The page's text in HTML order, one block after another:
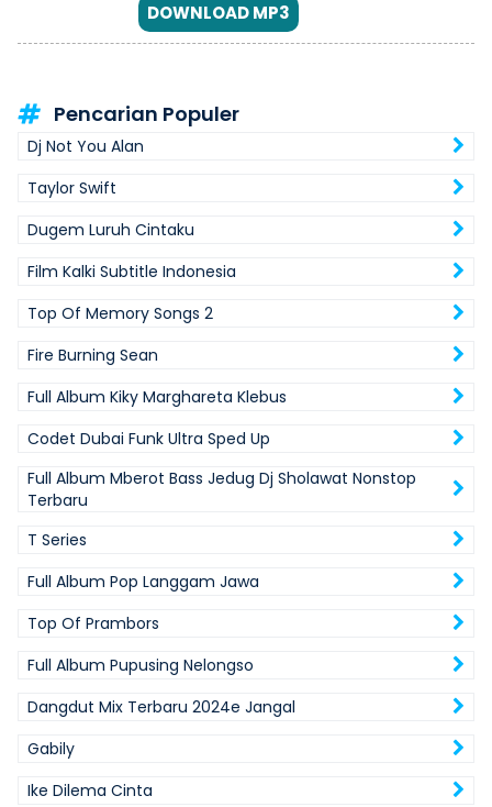
DOWNLOAD MP3
Pencarian Populer
Dj Not You Alan
Taylor Swift
Dugem Luruh Cintaku
Film Kalki Subtitle Indonesia
Top Of Memory Songs 2
Fire Burning Sean
Full Album Kiky Marghareta Klebus
Codet Dubai Funk Ultra Sped Up
Full Album Mberot Bass Jedug Dj Sholawat Nonstop
Terbaru
T Series
Full Album Pop Langgam Jawa
Top Of Prambors
Full Album Pupusing Nelongso
Dangdut Mix Terbaru 2024e Jangal
Gabily
Ike Dilema Cinta